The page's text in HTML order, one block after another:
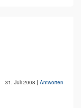
31. Juli 2008 | Antworten